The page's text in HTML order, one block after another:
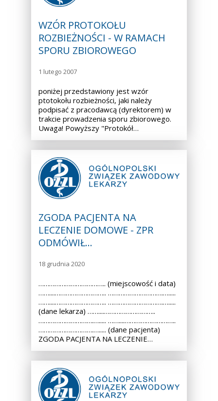
WZÓR PROTOKOŁU
ROZBIEŻNOŚCI - W RAMACH
SPORU ZBIOROWEGO
1 lutego 2007
poniżej przedstawiony jest wzór
ptotokołu rozbieżności, jaki należy
podpisać z pracodawcą (dyrektorem) w
trakcie prowadzenia sporu zbiorowego.
Uwaga! Powyższy "Protokół…
ZGODA PACJENTA NA
LECZENIE DOMOWE - ZPR
ODMÓWIŁ…
18 grudnia 2020
……………………………….. (miejscowość i data)
……....……………………….. ………………………….….....
……....……………………….. ………………………….….....
(dane lekarza) ……....………………………..
………………………….…..... ……....………………………..
………………………….…..... (dane pacjenta)
ZGODA PACJENTA NA LECZENIE…